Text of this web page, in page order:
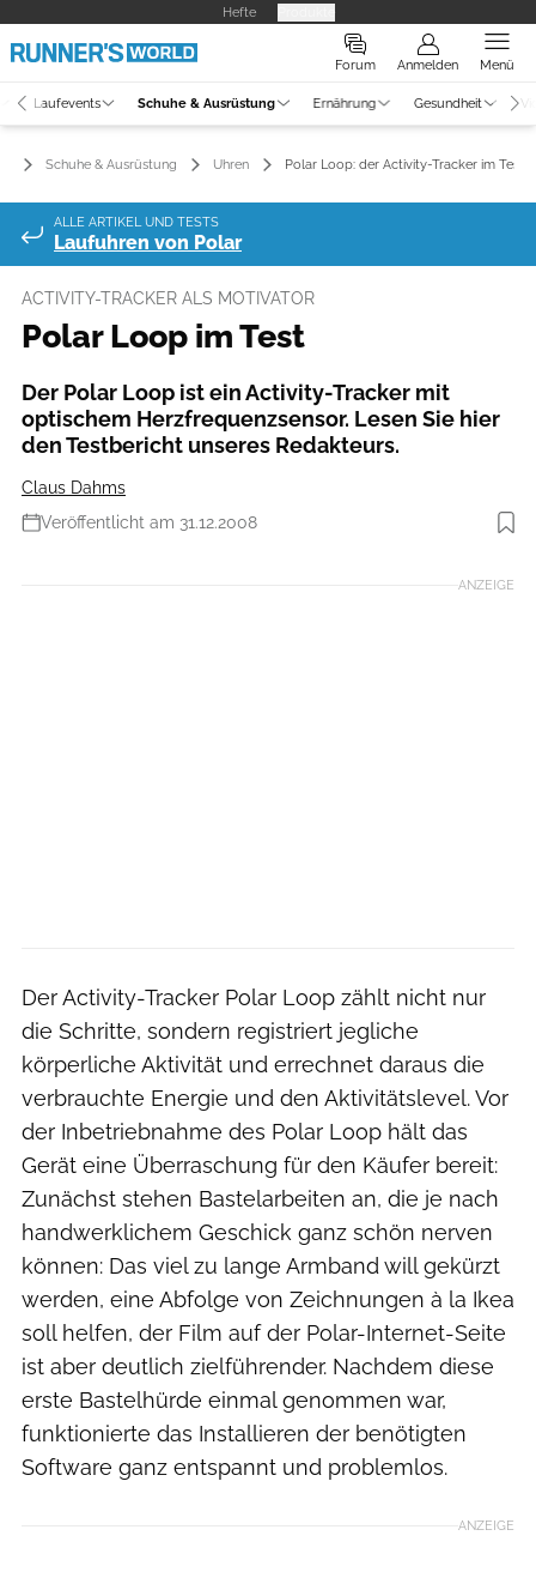
Hefte
Forum Anmelden Menü
Laufevents Schuhe & Ausrüstung Ernährung Gesundheit
Schuhe & Ausrüstung Uhren Polar Loop: der Activity-Tracker im Test
ALLE ARTIKEL UND TESTS
Laufuhren von Polar
ACTIVITY-TRACKER ALS MOTIVATOR
Polar Loop im Test
Der Polar Loop ist ein Activity-Tracker mit
optischem Herzfrequenzsensor. Lesen Sie hier
den Testbericht unseres Redakteurs.
Claus Dahms
Veröffentlicht am 31.12.2008
Foto: Hersteller
ANZEIGE
Der Activity-Tracker Polar Loop zählt nicht nur
die Schritte, sondern registriert jegliche
körperliche Aktivität und errechnet daraus die
verbrauchte Energie und den Aktivitätslevel. Vor
der Inbetriebnahme des Polar Loop hält das
Gerät eine Überraschung für den Käufer bereit:
Zunächst stehen Bastelarbeiten an, die je nach
handwerklichem Geschick ganz schön nerven
können: Das viel zu lange Armband will gekürzt
werden, eine Abfolge von Zeichnungen à la Ikea
soll helfen, der Film auf der Polar-Internet-Seite
ist aber deutlich zielführender. Nachdem diese
erste Bastelhürde einmal genommen war,
funktionierte das Installieren der benötigten
Software ganz entspannt und problemlos.
ANZEIGE